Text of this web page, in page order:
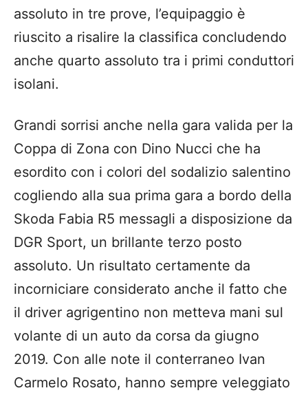
assoluto in tre prove, l’equipaggio è
riuscito a risalire la classifica concludendo
anche quarto assoluto tra i primi conduttori
isolani.
Grandi sorrisi anche nella gara valida per la
Coppa di Zona con Dino Nucci che ha
esordito con i colori del sodalizio salentino
cogliendo alla sua prima gara a bordo della
Skoda Fabia R5 messagli a disposizione da
DGR Sport, un brillante terzo posto
assoluto. Un risultato certamente da
incorniciare considerato anche il fatto che
il driver agrigentino non metteva mani sul
volante di un auto da corsa da giugno
2019. Con alle note il conterraneo Ivan
Carmelo Rosato, hanno sempre veleggiato